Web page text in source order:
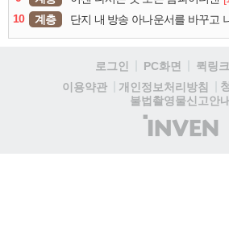
10
계층 단지 내 방송 아나운서를 바꾸고 나서 집중도가 확 올라갔
로그인 PC화면 퀵링크
이용약관
개인정보처리방침
불법촬영물신고안내
(주)
인